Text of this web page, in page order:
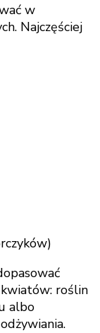
w
Najczęściej
roślin
albo